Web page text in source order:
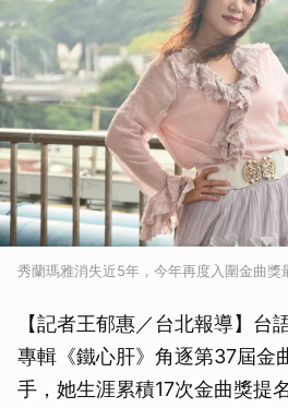
秀蘭瑪雅消失近5年，今年再度入圍金曲獎
【記者王郁惠／台北報導】台
專輯《鐵心肝》角逐第37屆金
手，她生涯累積17次金曲獎提